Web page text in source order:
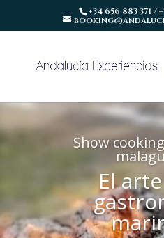
+34 656 883 371 /
Show
El